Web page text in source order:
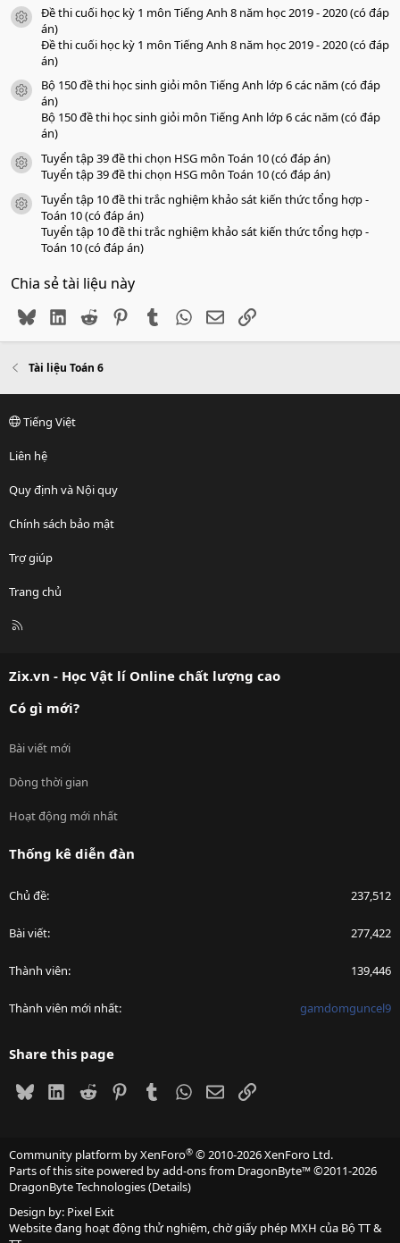
icon tài liệu
Đề thi cuối học kỳ 1 môn Tiếng Anh 8 năm học 2019 - 2020 (có đáp
án)
Đề thi cuối học kỳ 1 môn Tiếng Anh 8 năm học 2019 - 2020 (có đáp
án)
icon tài liệu
Bộ 150 đề thi học sinh giỏi môn Tiếng Anh lớp 6 các năm (có đáp
án)
Bộ 150 đề thi học sinh giỏi môn Tiếng Anh lớp 6 các năm (có đáp
án)
icon tài liệu
Tuyển tập 39 đề thi chọn HSG môn Toán 10 (có đáp án)
Tuyển tập 39 đề thi chọn HSG môn Toán 10 (có đáp án)
icon tài liệu
Tuyển tập 10 đề thi trắc nghiệm khảo sát kiến thức tổng hợp -
Toán 10 (có đáp án)
Tuyển tập 10 đề thi trắc nghiệm khảo sát kiến thức tổng hợp -
Toán 10 (có đáp án)
Chia sẻ tài liệu này
BlueskyLinkedIn
Reddit PinterestTumblr WhatsApp
EmailLink
Tài liệu Toán 6
Tiếng Việt
Liên hệ
Quy định và Nội quy
Chính sách bảo mật
Trợ giúp
Trang chủ
R
Zix.vn - Học Vật lí Online chất lượng cao
Có gì mới?
Bài viết mới
Dòng thời gian
Hoạt động mới nhất
Thống kê diễn đàn
Chủ đề 237,512
Bài viết 277,422
Thành viên 139,446
Thành viên mới nhất gamdomguncel9
Share this page
BlueskyLinkedIn
Reddit PinterestTumblrWhatsApp
EmailLink
Community platform by XenForo® © 2010-2026 XenForo Ltd.
Parts of this site powered byadd-ons from DragonByte™©2011-2026
DragonByte Technologies(Details)
Design by: Pixel Exit
Website đang hoạt động thử nghiệm, chờ giấy phép MXH của Bộ TT &